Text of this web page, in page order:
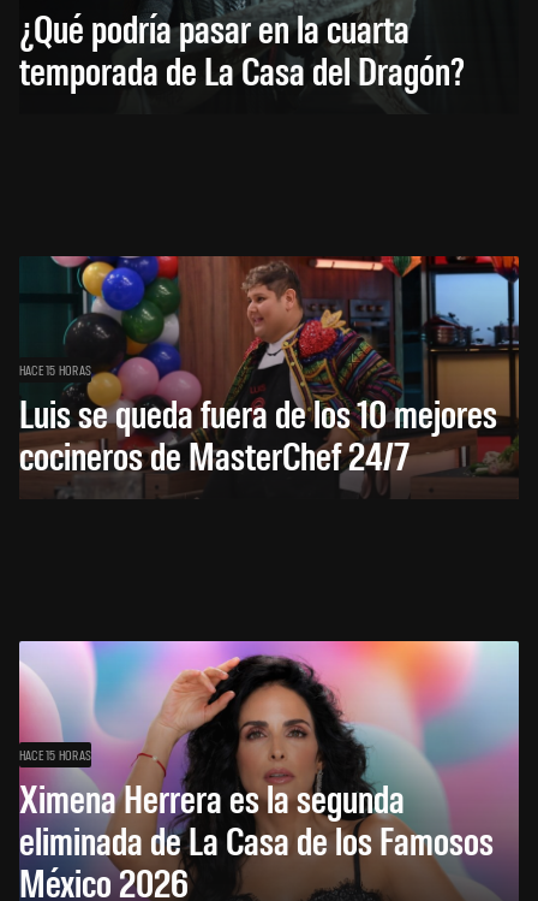
¿Qué podría pasar en la cuarta
temporada de La Casa del Dragón?
HACE 15 HORAS
Luis se queda fuera de los 10 mejores
cocineros de MasterChef 24/7
HACE 15 HORAS
Ximena Herrera es la segunda
eliminada de La Casa de los Famosos
México 2026